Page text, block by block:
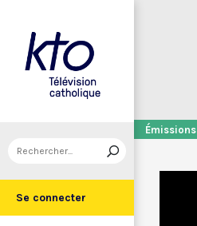
Se connecter
Émissions